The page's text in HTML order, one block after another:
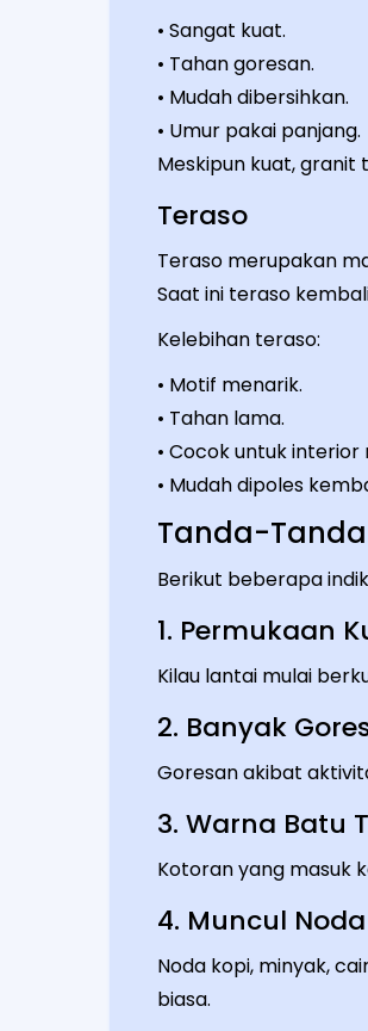
• Sangat kuat.
• Tahan goresan.
• Mudah dibersihkan.
• Umur pakai panjang.
Meskipun kuat, granit
Teraso
Teraso merupakan
Saat ini teraso
Kelebihan teraso:
• Motif menarik.
• Tahan lama.
• Cocok untuk
• Mudah dipoles
Tanda-
Berikut beberapa
1. Permukaan
Kilau lantai mulai
2. Banyak
Goresan akibat
3. Warna Batu
Kotoran yang masuk
4. Muncul
Noda kopi, minyak,
biasa.